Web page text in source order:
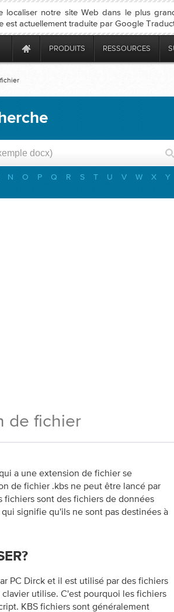
localiser notre site Web dans le plus
est actuellement traduite par Google
PRODUITS RESSOURCES
N O P Q R S T U V W X Y
de fichier
a une extension de fichier se
de fichier .kbs ne peut être lancé par
fichiers sont des fichiers de données
signifie qu'ils ne sont pas destinées à
PC Dirck et il est utilisé par des fichiers
utilise. C'est pourquoi les fichiers
KBS fichiers sont généralement